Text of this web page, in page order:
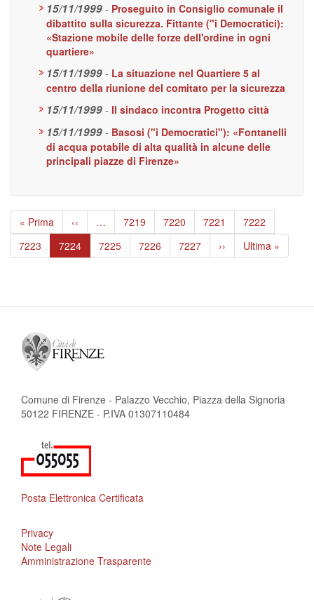
15/11/1999 - Proseguito in Consiglio comunale il
dibattito sulla sicurezza. Fittante ("i Democratici):
«Stazione mobile delle forze dell'ordine in ogni
quartiere»
15/11/1999 - La situazione nel Quartiere 5 al
centro della riunione del comitato per la sicurezza
15/11/1999 - Il sindaco incontra Progetto città
15/11/1999 - Basosi ("i Democratici"): «Fontanelli
di acqua potabile di alta qualità in alcune delle
principali piazze di Firenze»
Paginazione
Prima
pagina
« Prima
Pagina
precedente
‹‹ … Page
7219 Page
7220 Page
7221 Page
7222
Page
7223
Pagina
attuale
7224 Page
7225 Page
7226 Page
7227
Pagina
successiva
››
Ultima
pagina
Ultima »
Comune di Firenze - Palazzo Vecchio, Piazza della Signoria
50122 FIRENZE - P.IVA 01307110484
Posta Elettronica Certificata
Privacy
Note Legali
Amministrazione Trasparente